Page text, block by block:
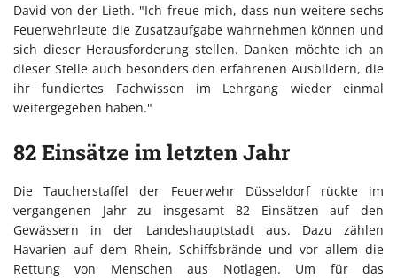
David von der Lieth. "Ich freue mich, dass nun weitere sechs
Feuerwehrleute die Zusatzaufgabe wahrnehmen können und
sich dieser Herausforderung stellen. Danken möchte ich an
dieser Stelle auch besonders den erfahrenen Ausbildern, die
ihr fundiertes Fachwissen im Lehrgang wieder einmal
weitergegeben haben."
82 Einsätze im letzten Jahr
Die Taucherstaffel der Feuerwehr Düsseldorf rückte im
vergangenen Jahr zu insgesamt 82 Einsätzen auf den
Gewässern in der Landeshauptstadt aus. Dazu zählen
Havarien auf dem Rhein, Schiffsbrände und vor allem die
Rettung von Menschen aus Notlagen. Um für das